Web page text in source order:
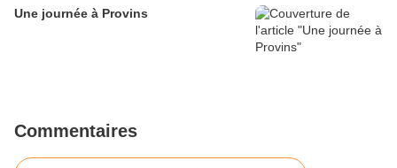
Une journée à Provins
Commentaires